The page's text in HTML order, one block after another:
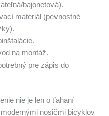
bajonetová).
materiál (pevnostné
na montáž.
pre zápis do
nie je len o ťahaní
nosičmi bicyklov